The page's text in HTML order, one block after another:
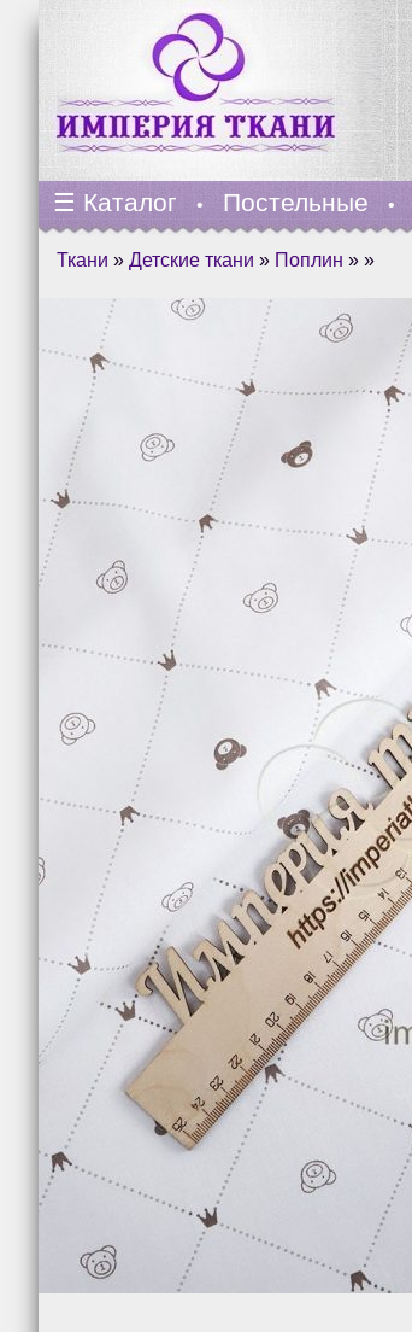
☰ Каталог • Постельные •
Ткани » Детские ткани » Поплин » »